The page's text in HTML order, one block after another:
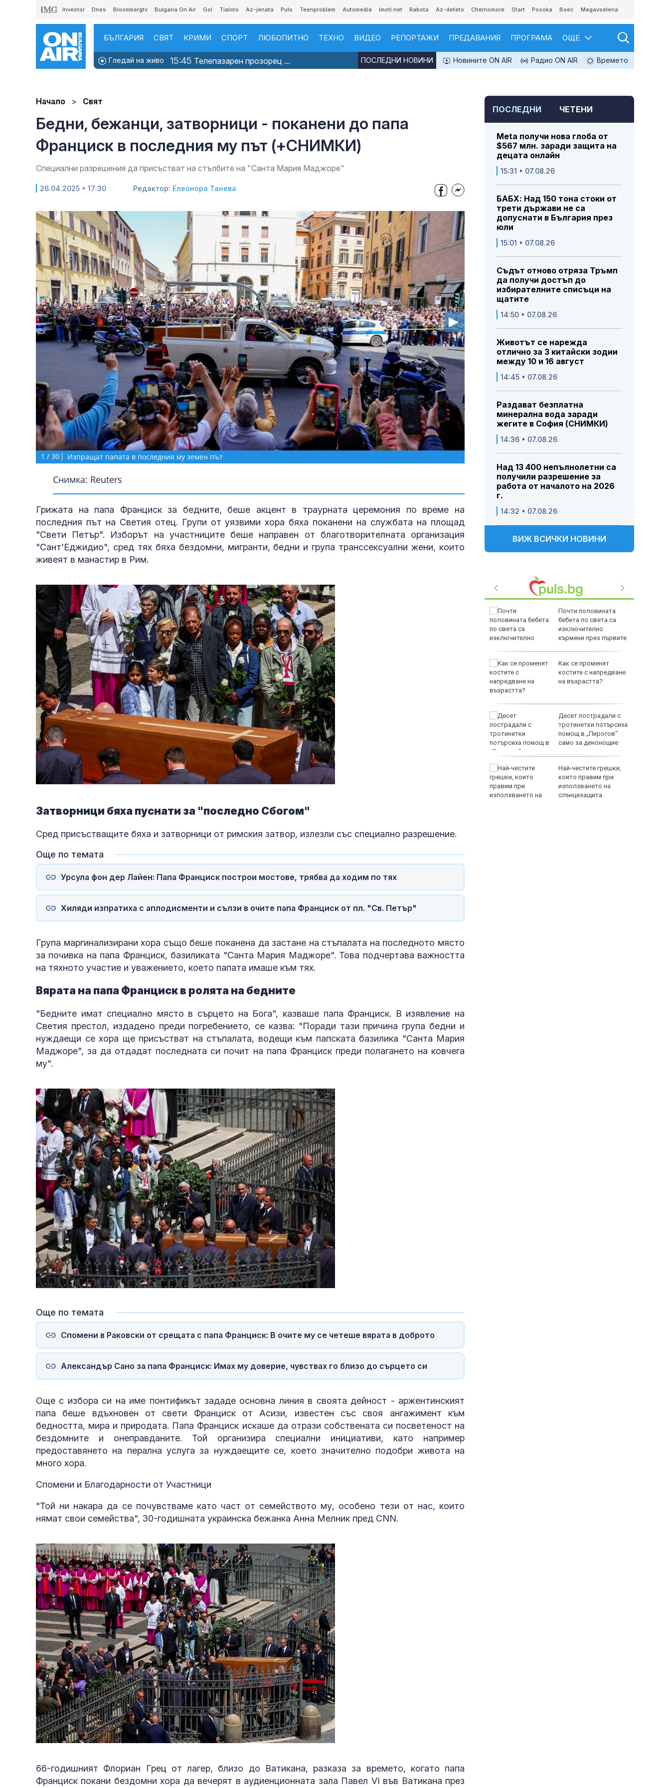
Investor Dnes Bloombergtv Bulgaria On Air Gol Tialoto Az-jenata Puls Teenproblem Automedia Imoti.net Rabota Az-deteto Chernomore Start Posoka Boec Megavselena
БЪЛГАРИЯ СВЯТ КРИМИ СПОРТ ЛЮБОПИТНО ТЕХНО ВИДЕО РЕПОРТАЖИ ПРЕДАВАНИЯ ПРОГРАМА ОЩЕ
Гледай на живо 15:45 Телепазарен прозорец ... Новините ON AIR Радио ON AIR Времето
ПОСЛЕДНИ НОВИНИ
Начало Свят
Бедни, бежанци, затворници - поканени до папа
Франциск в последния му път (+СНИМКИ)
Специални разрешения да присъстват на стълбите на "Санта Мария Маджоре"
26.04.2025 • 17:30 Редактор: Елеонора Танева
1 / 30 Изпращат папата в последния му земен път
Снимка: Reuters
Грижата на папа Франциск за бедните, беше акцент в траурната церемония по време на
последния път на Светия отец. Групи от уязвими хора бяха поканени на службата на площад
"Свети Петър". Изборът на участниците беше направен от благотворителната организация
"Сант'Еджидио", сред тях бяха бездомни, мигранти, бедни и група транссексуални жени, които
живеят в манастир в Рим.
Затворници бяха пуснати за "последно Сбогом"
Сред присъстващите бяха и затворници от римския затвор, излезли със специално разрешение.
Още по темата
Урсула фон дер Лайен: Папа Франциск построи мостове, трябва да ходим по тях
Хиляди изпратиха с аплодисменти и сълзи в очите папа Франциск от пл. "Св. Петър"
Група маргинализирани хора също беше поканена да застане на стъпалата на последното място
за почивка на папа Франциск, базиликата "Санта Мария Маджоре". Това подчертава важността
на тяхното участие и уважението, което папата имаше към тях.
Вярата на папа Франциск в ролята на бедните
"Бедните имат специално място в сърцето на Бога", казваше папа Франциск. В изявление на
Светия престол, издадено преди погребението, се казва: "Поради тази причина група бедни и
нуждаещи се хора ще присъстват на стъпалата, водещи към папската базилика "Санта Мария
Маджоре", за да отдадат последната си почит на папа Франциск преди полагането на ковчега
му".
Още по темата
Спомени в Раковски от срещата с папа Франциск: В очите му се четеше вярата в доброто
Александър Сано за папа Франциск: Имах му доверие, чувствах го близо до сърцето си
Още с избора си на име понтификът зададе основна линия в своята дейност - аржентинският
папа беше вдъхновен от свети Франциск от Асизи, известен със своя ангажимент към
бедността, мира и природата. Папа Франциск искаше да отрази собствената си посветеност на
бездомните и онеправданите. Той организира специални инициативи, като например
предоставянето на перална услуга за нуждаещите се, което значително подобри живота на
много хора.
Спомени и Благодарности от Участници
"Той ни накара да се почувстваме като част от семейството му, особено тези от нас, които
нямат свои семейства", 30-годишната украинска бежанка Анна Мелник пред CNN.
66-годишният Флориан Грец от лагер, близо до Ватикана, разказа за времето, когато папа
Франциск покани бездомни хора да вечерят в аудиенционната зала Павел VI във Ватикана през
ПОСЛЕДНИ ЧЕТЕНИ
Meta получи нова глоба от
$567 млн. заради защита на
децата онлайн
15:31 • 07.08.26
БАБХ: Над 150 тона стоки от
трети държави не са
допуснати в България през
юли
15:01 • 07.08.26
Съдът отново отряза Тръмп
да получи достъп до
избирателните списъци на
щатите
14:50 • 07.08.26
Животът се нарежда
отлично за 3 китайски зодии
между 10 и 16 август
14:45 • 07.08.26
Раздават безплатна
минерална вода заради
жегите в София (СНИМКИ)
14:36 • 07.08.26
Над 13 400 непълнолетни са
получили разрешение за
работа от началото на 2026
г.
14:32 • 07.08.26
ВИЖ ВСИЧКИ НОВИНИ
Почти половината
бебета по света са
изключително
кърмени през първите
Как се променят
костите с напредване
на възрастта?
Десет пострадали с
тротинетки потърсиха
помощ в „Пирогов“
само за денонощие
Най-честите грешки,
които правим при
използването на
слънцезащита